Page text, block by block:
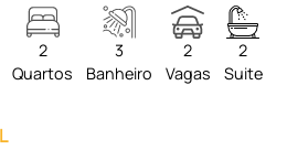
2
Quartos
3
Banheiro
2
Vagas
2
Suite